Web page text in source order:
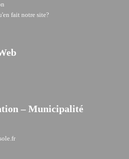
fait notre site?
– Municipalité